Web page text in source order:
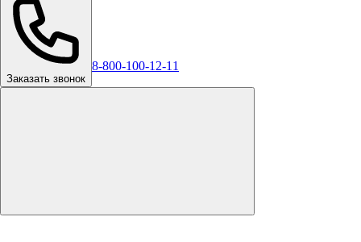
Заказать звонок
8-800-100-12-11